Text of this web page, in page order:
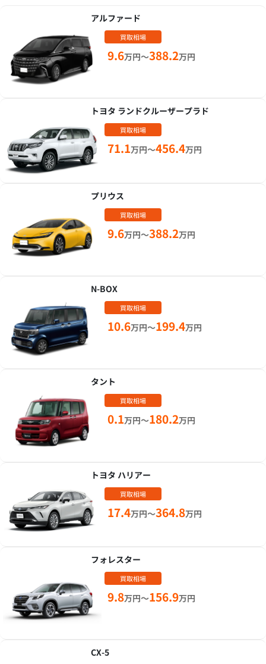
アルファード
買取相場
9.6万円～388.2万円
トヨタ ランドクルーザープラド
買取相場
71.1万円～456.4万円
プリウス
買取相場
9.6万円～388.2万円
N-BOX
買取相場
10.6万円～199.4万円
タント
買取相場
0.1万円～180.2万円
トヨタ ハリアー
買取相場
17.4万円～364.8万円
フォレスター
買取相場
9.8万円～156.9万円
CX-5